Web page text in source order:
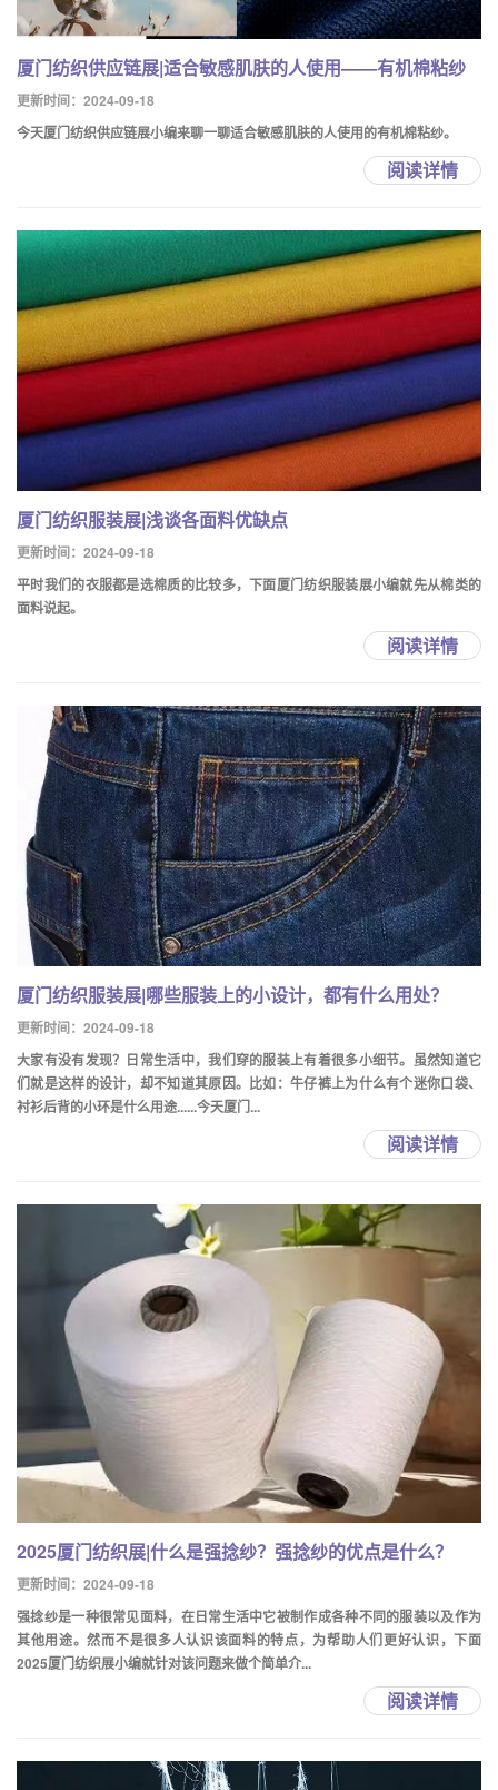
厦门纺织供应链展|适合敏感肌肤的人使用——有机棉粘纱
更新时间：2024-09-18
今天厦门纺织供应链展小编来聊一聊适合敏感肌肤的人使用的有机棉粘纱。
阅读详情
厦门纺织服装展|浅谈各面料优缺点
更新时间：2024-09-18
平时我们的衣服都是选棉质的比较多，下面厦门纺织服装展小编就先从棉类的
面料说起。
阅读详情
厦门纺织服装展|哪些服装上的小设计，都有什么用处？
更新时间：2024-09-18
大家有没有发现？日常生活中，我们穿的服装上有着很多小细节。虽然知道它
们就是这样的设计，却不知道其原因。比如：牛仔裤上为什么有个迷你口袋、
衬衫后背的小环是什么用途......今天厦门...
阅读详情
2025厦门纺织展|什么是强捻纱？强捻纱的优点是什么？
更新时间：2024-09-18
强捻纱是一种很常见面料，在日常生活中它被制作成各种不同的服装以及作为
其他用途。然而不是很多人认识该面料的特点，为帮助人们更好认识，下面
2025厦门纺织展小编就针对该问题来做个简单介...
阅读详情